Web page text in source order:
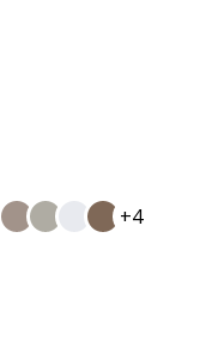
+4